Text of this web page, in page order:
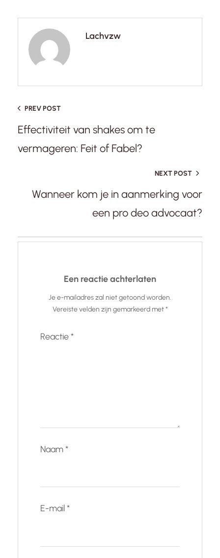
Lachvzw
PREV POST
Effectiviteit van shakes om te
vermageren: Feit of Fabel?
NEXT POST
Wanneer kom je in aanmerking voor
een pro deo advocaat?
Een reactie achterlaten
Je e-mailadres zal niet getoond worden.
Vereiste velden zijn gemarkeerd met*
Reactie*
Naam*
E-mail*